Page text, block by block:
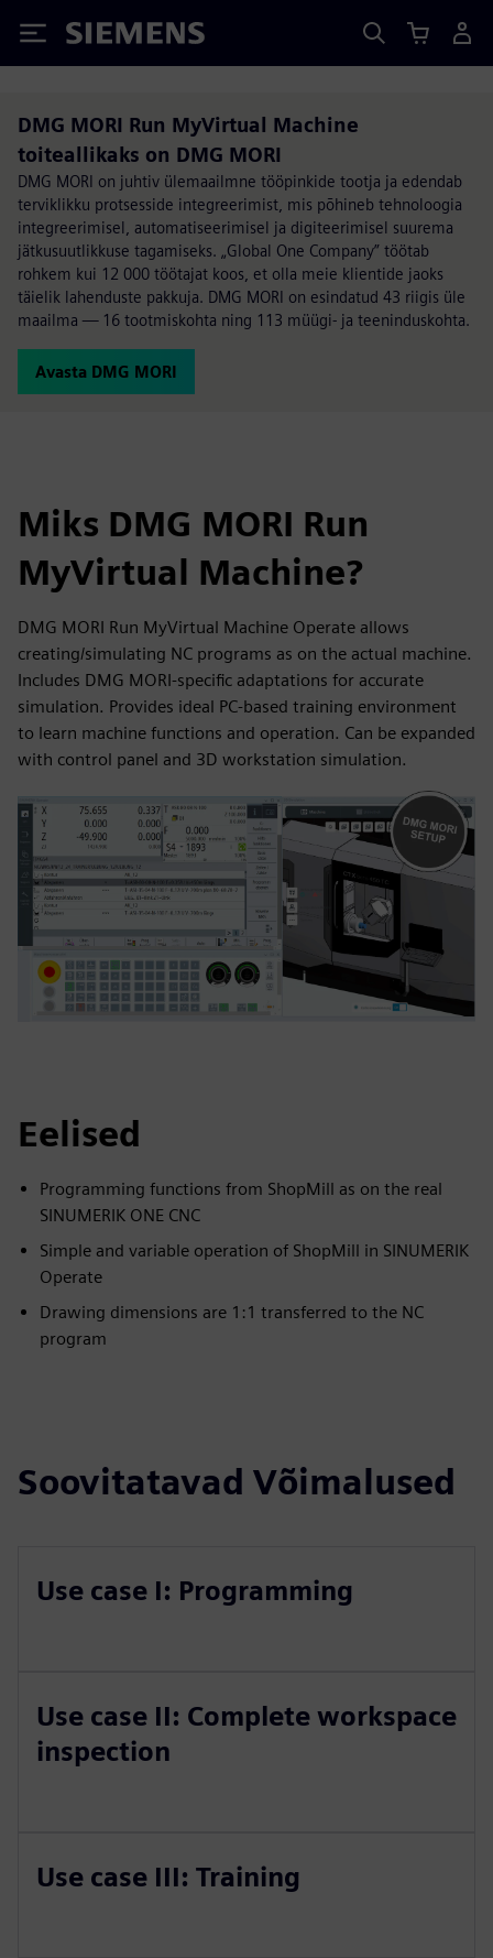
Siemens
DMG MORI Run MyVirtual Machine
toiteallikaks on DMG MORI
DMG MORI on juhtiv ülemaailmne tööpinkide tootja ja edendab
terviklikku protsesside integreerimist, mis põhineb tehnoloogia
integreerimisel, automatiseerimisel ja digiteerimisel suurema
jätkusuutlikkuse tagamiseks. „Global One Company” töötab
rohkem kui 12 000 töötajat koos, et olla meie klientide jaoks
täielik lahenduste pakkuja. DMG MORI on esindatud 43 riigis üle
maailma — 16 tootmiskohta ning 113 müügi- ja teeninduskohta.
Avasta DMG MORI
Miks DMG MORI Run
MyVirtual Machine?
DMG MORI Run MyVirtual Machine Operate allows
creating/simulating NC programs as on the actual machine.
Includes DMG MORI-specific adaptations for accurate
simulation. Provides ideal PC-based training environment
to learn machine functions and operation. Can be expanded
with control panel and 3D workstation simulation.
Eelised
Programming functions from ShopMill as on the real
SINUMERIK ONE CNC
Simple and variable operation of ShopMill in SINUMERIK
Operate
Drawing dimensions are 1:1 transferred to the NC
program
Soovitatavad Võimalused
Use case I: Programming
Use case II: Complete workspace
inspection
Use case III: Training